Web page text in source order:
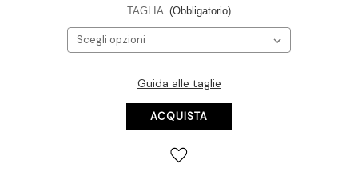
TAGLIA (Obbligatorio)
Guida alle taglie